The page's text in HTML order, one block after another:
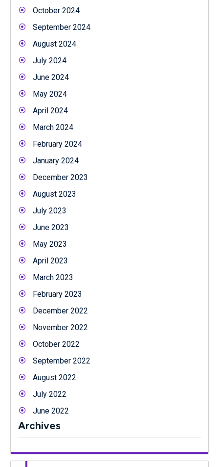
October 2024
September 2024
August 2024
July 2024
June 2024
May 2024
April 2024
March 2024
February 2024
January 2024
December 2023
August 2023
July 2023
June 2023
May 2023
April 2023
March 2023
February 2023
December 2022
November 2022
October 2022
September 2022
August 2022
July 2022
June 2022
Archives